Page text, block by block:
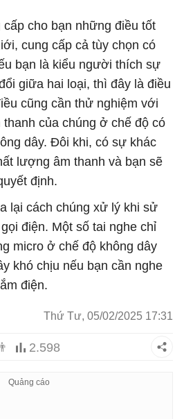
cấp cho bạn những điều tốt
cung cấp cả tùy chọn có
bạn là kiểu người thích sự
giữa hai loại, thì đây là điều
cũng cần thử nghiệm với
của chúng ở chế độ có
dây. Đôi khi, có sự khác
lượng âm thanh và bạn sẽ
định.
lại cách chúng xử lý khi sử
điện. Một số tai nghe chỉ
micro ở chế độ không dây
khó chịu nếu bạn cần nghe
điện.
Thứ Tư, 05/02/2025 17:31
👨 2.598